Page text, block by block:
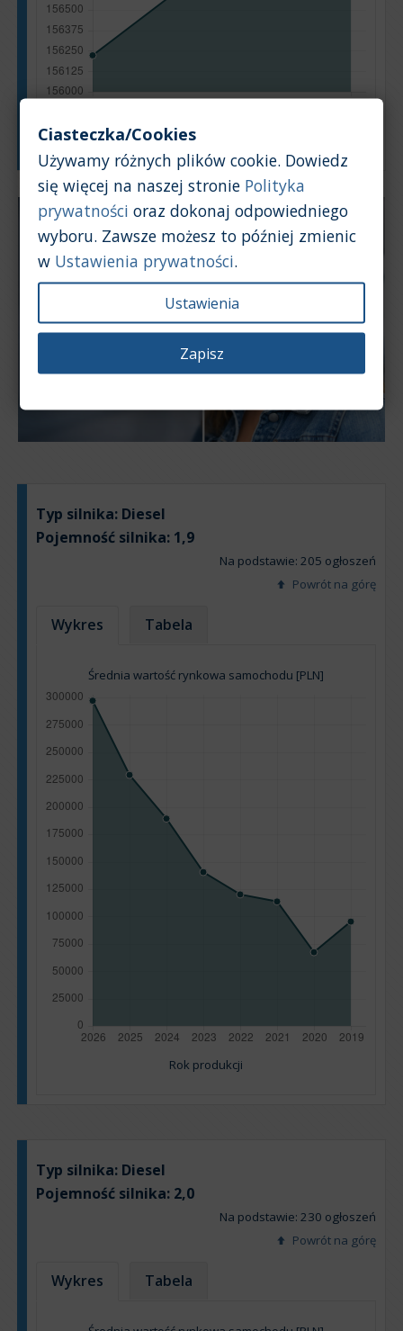
Rok produkcji
Typ silnika: Diesel
Pojemność silnika: 1,9
Na podstawie: 205 ogłoszeń
Powrót na górę
Wykres Tabela
Średnia wartość rynkowa samochodu [PLN]
Rok produkcji
Typ silnika: Diesel
Pojemność silnika: 2,0
Na podstawie: 230 ogłoszeń
Powrót na górę
Wykres Tabela
Ciasteczka/Cookies
Używamy różnych plików cookie. Dowiedz
się więcej na naszej stronie Polityka
prywatności oraz dokonaj odpowiedniego
wyboru. Zawsze możesz to później zmienic
w Ustawienia prywatności.
Ustawienia
Zapisz